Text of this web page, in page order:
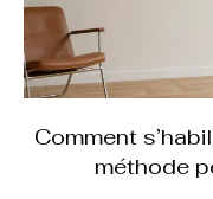
Comment
méthode